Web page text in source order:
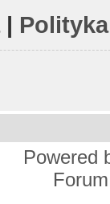
|
Powered